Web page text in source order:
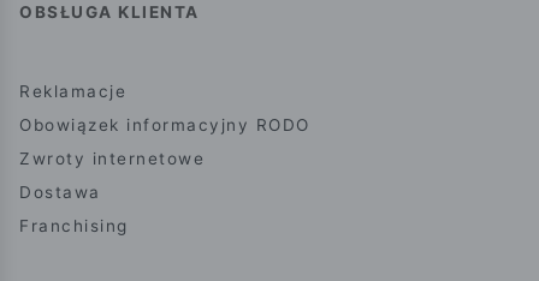
OBSŁUGA KLIENTA
Reklamacje
Obowiązek informacyjny RODO
Zwroty internetowe
Dostawa
Franchising